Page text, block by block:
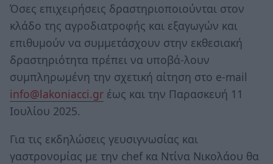
Όσες επιχειρήσεις δραστηριοποιούνται στον
κλάδο της αγροδιατροφής και εξαγωγών και
επιθυμούν να συμμετάσχουν στην εκθεσιακή
δραστηριότητα πρέπει να υποβά-λουν
συμπληρωμένη την σχετική αίτηση στο e-mail
info@lakoniacci.gr έως και την Παρασκευή 11
Ιουλίου 2025.
Για τις εκδηλώσεις γευσιγνωσίας και
γαστρονομίας με την chef κα Ντίνα Νικολάου θα